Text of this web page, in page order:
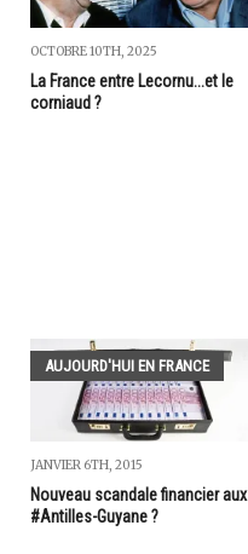
OCTOBRE 10TH, 2025
La France entre Lecornu...et le
corniaud ?
AUJOURD'HUI EN FRANCE
JANVIER 6TH, 2015
Nouveau scandale financier aux
#Antilles-Guyane ?